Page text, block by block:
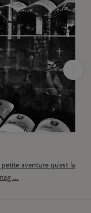
aventure qu'est la
...
›